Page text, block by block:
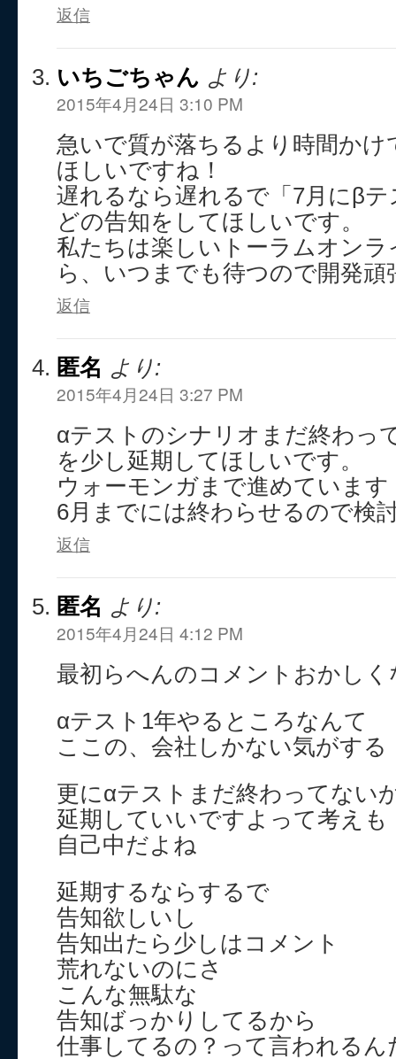
返信
いちごちゃん より:
2015年4月24日 3:10 PM
急いで質が落ちるより時間か
ほしいですね！
遅れるなら遅れるで「7月にβ
どの告知をしてほしいです。
私たちは楽しいトーラムオン
ら、いつまでも待つので開発
返信
匿名 より:
2015年4月24日 3:27 PM
αテストのシナリオまだ終わっ
を少し延期してほしいです。
ウォーモンガまで進めています
6月までには終わらせるので検
返信
匿名 より:
2015年4月24日 4:12 PM
最初らへんのコメントおかしく
αテスト1年やるところなんて
ここの、会社しかない気がする
更にαテストまだ終わってない
延期していいですよって考えも
自己中だよね
延期するならするで
告知欲しいし
告知出たら少しはコメント
荒れないのにさ
こんな無駄な
告知ばっかりしてるから
仕事してるの？って言われるん